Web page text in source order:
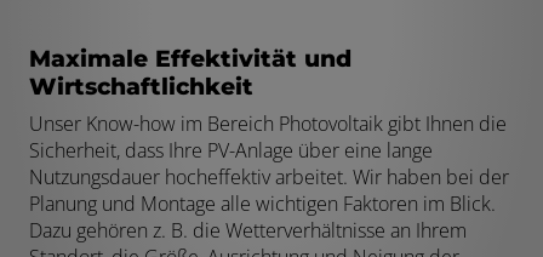
Maximale Effektivität und
Wirtschaftlichkeit
Unser Know-how im Bereich Photovoltaik gibt Ihnen die
Sicherheit, dass Ihre PV-Anlage über eine lange
Nutzungsdauer hocheffektiv arbeitet. Wir haben bei der
Planung und Montage alle wichtigen Faktoren im Blick.
Dazu gehören z. B. die Wetterverhältnisse an Ihrem